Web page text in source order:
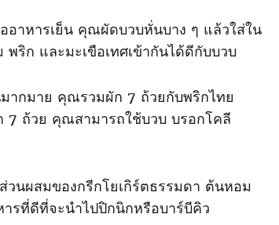
อาหารเย็น คุณผัดบวบหั่นบาง ๆ แล้วใส่ใน
ก และมะเขือเทศเข้ากันได้ดีกับบวบ
ากมาย คุณรวมผัก 7 ถ้วยกับพริกไทย
7 ถ้วย คุณสามารถใช้บวบ บรอกโคลี
วนผสมของกรีกโยเกิร์ตธรรมดา ต้นหอม
รที่ดีที่จะนําไปปิกนิกหรือบาร์บีคิว